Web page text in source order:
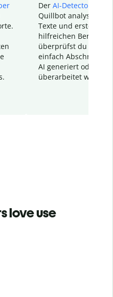
Der AI-Detector
Quillbot analysiert
Texte und erstellt
hilfreichen Bericht.
überprüfst du
einfach Abschnitte,
AI generiert oder
überarbeitet wurden.
love use